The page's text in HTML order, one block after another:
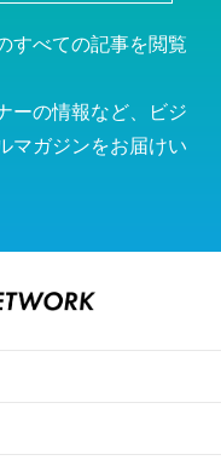
すべての記事を閲覧
ーの情報など、ビジ
マガジンをお届けい